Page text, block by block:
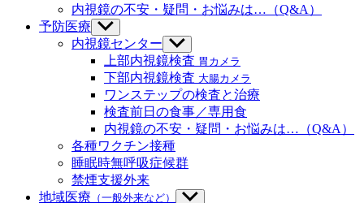
表
内視鏡の不安・疑問・お悩みは…（Q&A）
予防医療 サ
ブ
ニ
ュ
ー
を
表
示
内視鏡センター サ
ブ
メ
ニ
ュ
ー
を
表
示
上部内視鏡検査 胃カメラ
下部内視鏡検査 大腸カメラ
ワンステップの検査と治療
検査前日の食事／専用食
内視鏡の不安・疑問・お悩みは…（Q&A）
各種ワクチン接種
睡眠時無呼吸症候群
禁煙支援外来
地域医療 （一般外来など）
サ